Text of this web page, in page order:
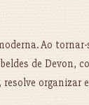
Ao
de Devon,
organizar